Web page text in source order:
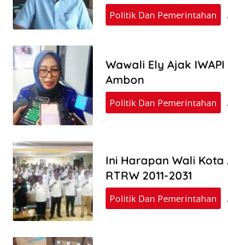
Politik Dan Pemerintahan
Wawali Ely Ajak
Ambon
Politik Dan Pemerintahan
Ini Harapan Wali Kota
RTRW 2011-2031
Politik Dan Pemerintahan